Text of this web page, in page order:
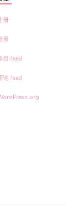
册
录
目 feed
论 feed